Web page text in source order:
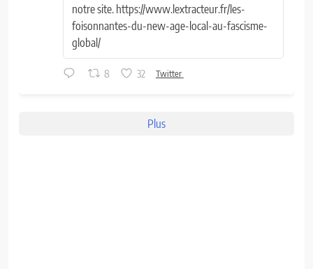
notre site. https://www.lextracteur.fr/les-
foisonnantes-du-new-age-local-au-fascisme-
global/
8 32 Twitter
Plus